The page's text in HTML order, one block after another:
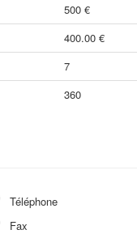
500 €
400.00 €
7
360
Téléphone
Fax